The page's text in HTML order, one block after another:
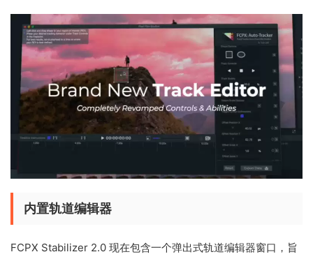
内置轨道编辑器
FCPX Stabilizer 2.0 现在包含一个弹出式轨道编辑器窗口，旨